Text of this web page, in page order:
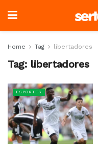
Home Tag libertadores
Tag: libertadores
ESPORTES